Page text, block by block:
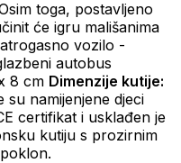
toga, postavljeno
će igru ​​mališanima
vozilo -
autobus
8 cm Dimenzije kutije:
namijenjene djeci
certifikat i usklađen je
kutiju s prozirnim
poklon.